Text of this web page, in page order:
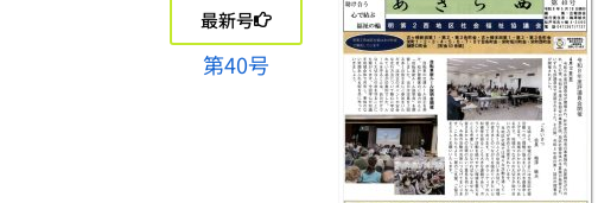
最新号
第40号